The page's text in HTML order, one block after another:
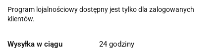
Program lojalnościowy dostępny jest tylko dla zalogowanych
klientów.
Wysyłka w ciągu 24 godziny